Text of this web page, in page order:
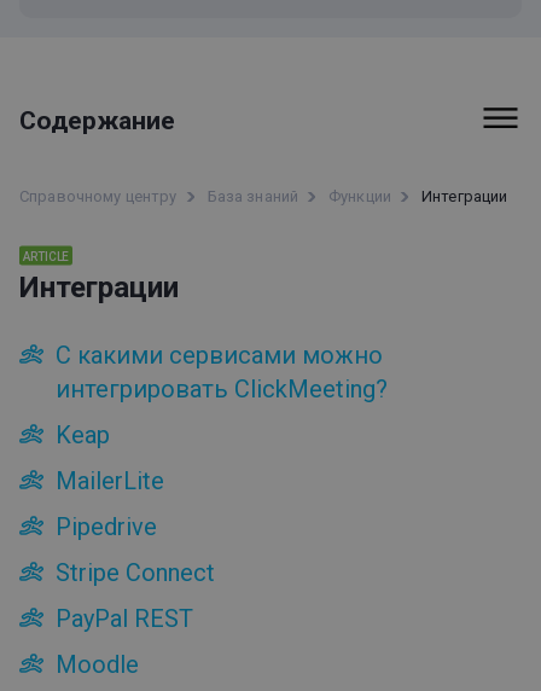
Содержание
Первые шаги
Счета-фактуры и платежи
Функции
Информация о доступности ClickMeeting
ClickMeeting?
Keap
Pipedrive
Stripe Connect
Moodle
GetResponse
Справочному центру База знаний Функции Интеграции
ARTICLE
Интеграции
С какими сервисами можно
интегрировать ClickMeeting?
Keap
MailerLite
Pipedrive
Stripe Connect
PayPal REST
Moodle